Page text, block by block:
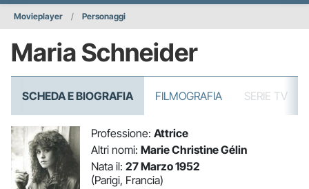
Movieplayer Personaggi
Maria Schneider
SCHEDA E BIOGRAFIA FILMOGRAFIA SERIE TV
Professione: Attrice
Altri nomi: Marie Christine Gélin
Nata il: 27 Marzo 1952
(Parigi, Francia)